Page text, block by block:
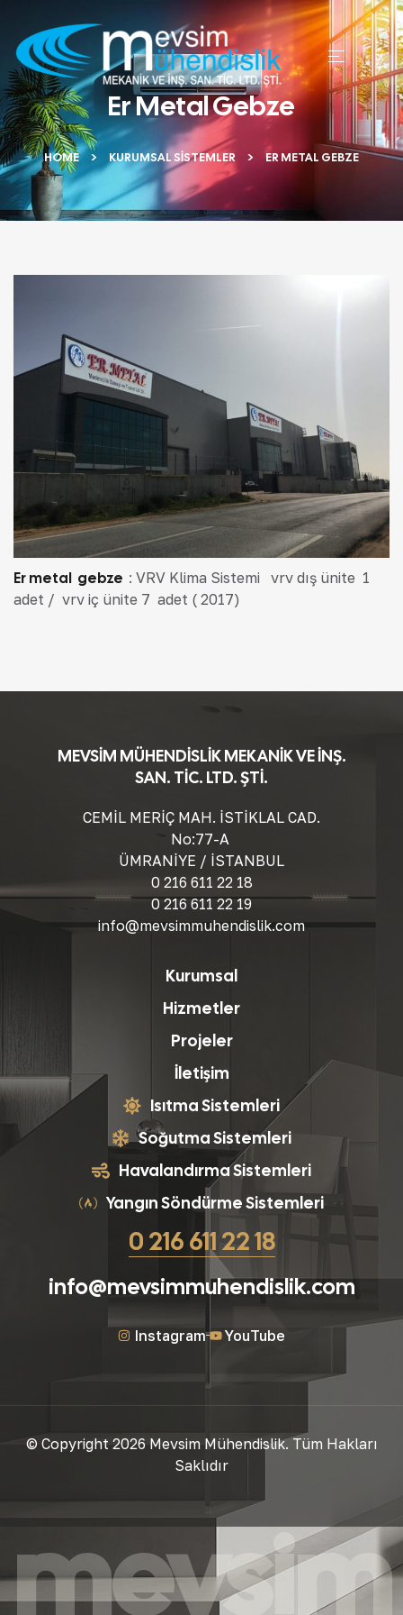
Er Metal Gebze
HOME KURUMSAL SISTEMLER ER METAL GEBZE
Er metal gebze : VRV Klima Sistemi vrv dış ünite 1
adet / vrv iç ünite 7 adet ( 2017)
MEVSİM MÜHENDİSLİK MEKANİK VE İNŞ.
SAN. TİC. LTD. ŞTİ.
CEMİL MERİÇ MAH. İSTİKLAL CAD.
No:77-A
ÜMRANİYE / İSTANBUL
0 216 611 22 18
0 216 611 22 19
info@mevsimmuhendislik.com
Kurumsal
Hizmetler
Projeler
İletişim
Isıtma Sistemleri
Soğutma Sistemleri
Havalandırma Sistemleri
Yangın Söndürme Sistemleri
0 216 611 22 18
info@mevsimmuhendislik.com
Instagram YouTube
© Copyright 2026 Mevsim Mühendislik. Tüm Hakları
Saklıdır
mevsim